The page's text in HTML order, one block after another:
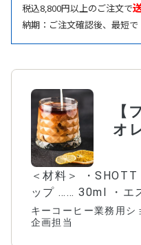
税込8,800円以上のご注文で
納期：ご注文確認後、最短
【
オ
ジ
＜材料＞ ・
ップ …… 30ml ・エ
30ml ・牛乳 ……
方 1.グラスに氷を
キーコーヒー業務用シ
企画担当